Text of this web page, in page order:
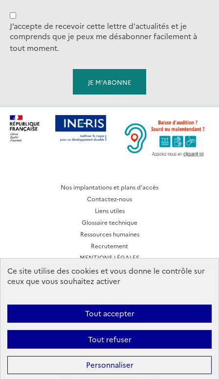
J’accepte de recevoir cette lettre d'actualités et je
comprends que je peux me désabonner facilement à
tout moment.
Nos implantations et plans d’accès
Contactez-nous
Liens utiles
Glossaire technique
Ressources humaines
Recrutement
MENTIONS LÉGALES
CONDITIONS D'UTILISATION
Archives des lettres d'actualité
Ineris 2026. Tous droits réservés.
Suivez-nous:
RSS
to
Ce site utilise des cookies et vous donne le contrôle sur
ceux que vous souhaitez activer
Tout accepter
Tout refuser
Personnaliser